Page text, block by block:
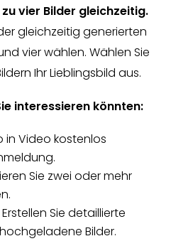
vier Bilder gleichzeitig.
gleichzeitig generierten
vier wählen. Wählen Sie
Ihr Lieblingsbild aus.
interessieren könnten:
in Video kostenlos
Sie zwei oder mehr
Sie detaillierte
Bilder.